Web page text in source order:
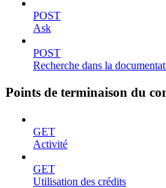
POST
Ask
POST
Recherche dans la
Points de terminaison du
GET
Activité
GET
Utilisation des crédits